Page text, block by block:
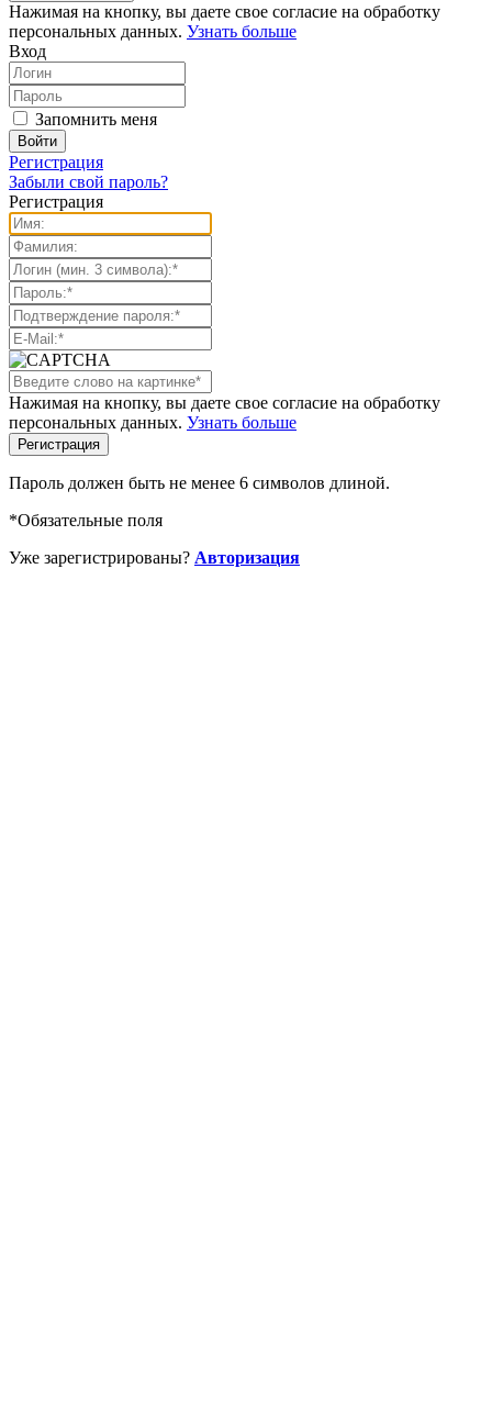
Нажимая на кнопку, вы даете свое согласие на обработку
персональных данных. Узнать больше
Вход
Запомнить меня
Регистрация
Забыли свой пароль?
Регистрация
Нажимая на кнопку, вы даете свое согласие на обработку
персональных данных. Узнать больше
Пароль должен быть не менее 6 символов длиной.
*Обязательные поля
Уже зарегистрированы? Авторизация